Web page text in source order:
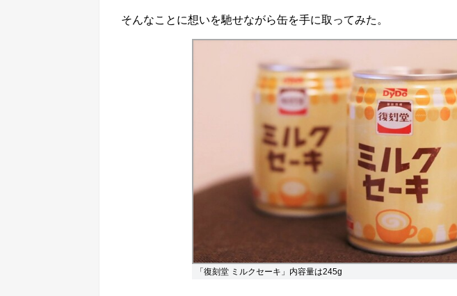
そんなことに想いを馳せながら缶を手に取ってみた。
「復刻堂 ミルクセーキ」内容量は245g